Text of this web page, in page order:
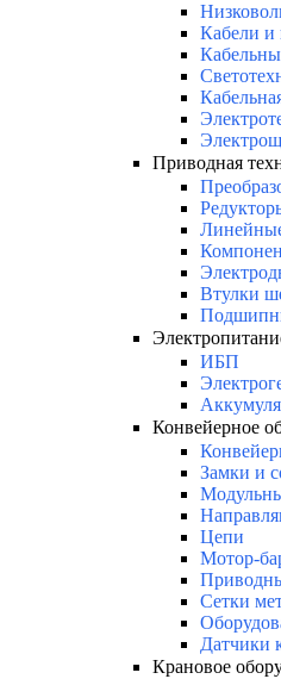
Кабели и
Приводная
Втулки
ИБП
Конвейерное
Замки и
Цепи
Мотор-
Сетки
Датчики
Крановое